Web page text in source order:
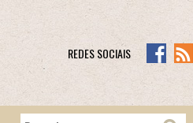
REDES SOCIAIS